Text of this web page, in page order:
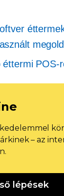
éttermi POS-
– az
lépések